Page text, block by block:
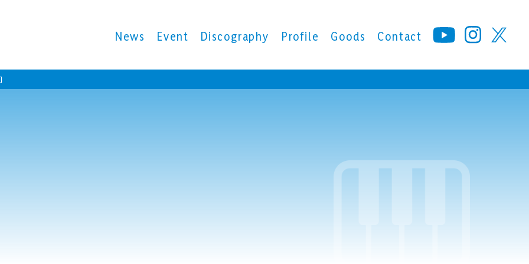
News Event Discography Profile Goods Contact